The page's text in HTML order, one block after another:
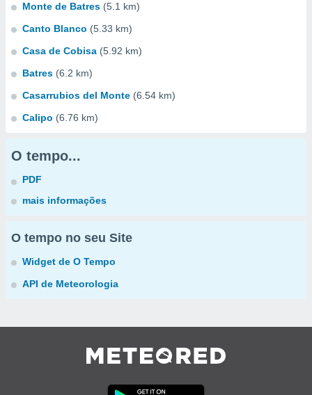
Monte de Batres (5.1 km)
Canto Blanco (5.33 km)
Casa de Cobisa (5.92 km)
Batres (6.2 km)
Casarrubios del Monte (6.54 km)
Calipo (6.76 km)
O tempo...
PDF
mais informações
O tempo no seu Site
Widget de O Tempo
API de Meteorologia